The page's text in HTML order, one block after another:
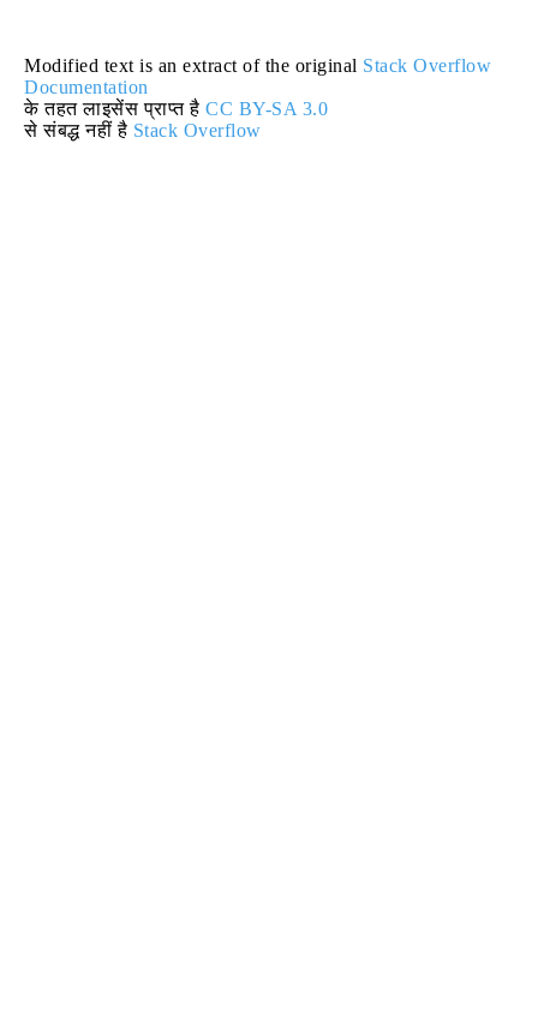
Modified text is an extract of the original Stack Overflow
Documentation
के तहत लाइसेंस प्राप्त है CC BY-SA 3.0
से संबद्ध नहीं है Stack Overflow